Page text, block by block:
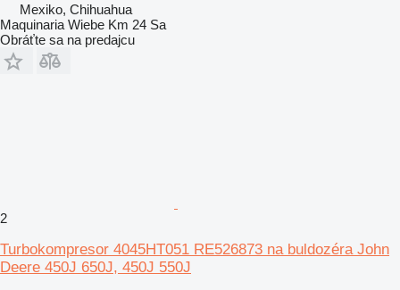
Mexiko, Chihuahua
Maquinaria Wiebe Km 24 Sa
Obráťte sa na predajcu
2
Turbokompresor 4045HT051 RE526873 na buldozéra John
Deere 450J 650J, 450J 550J